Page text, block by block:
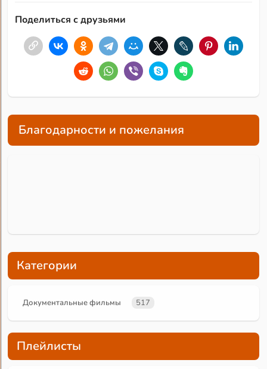
Поделиться с друзьями
Благодарности и пожелания
Категории
Документальные фильмы 517
Плейлисты